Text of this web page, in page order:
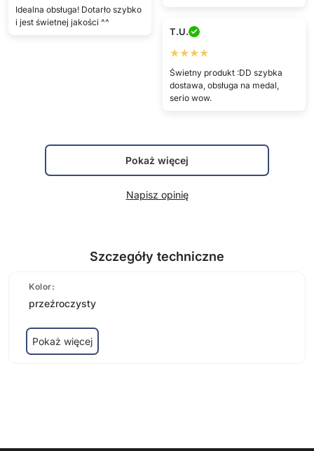
Idealna obsługa! Dotarło szybko
i jest świetnej jakości ^^
T.U.
★★★★
Świetny produkt :DD szybka
dostawa, obsługa na medal,
serio wow.
Pokaż więcej
Napisz opinię
Szczegóły techniczne
Kolor:
przeźroczysty
Pokaż więcej